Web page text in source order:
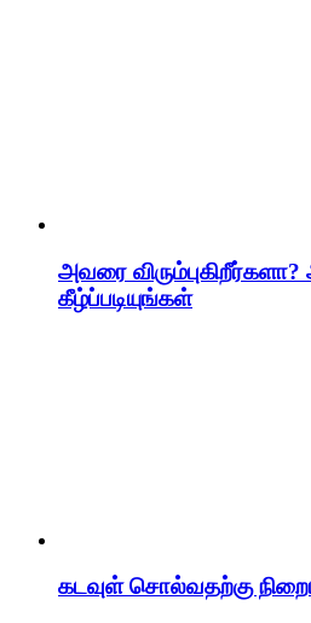
அவரை
கீழ்ப்படியுங்கள்
கடவுள் சொல்வதற்கு